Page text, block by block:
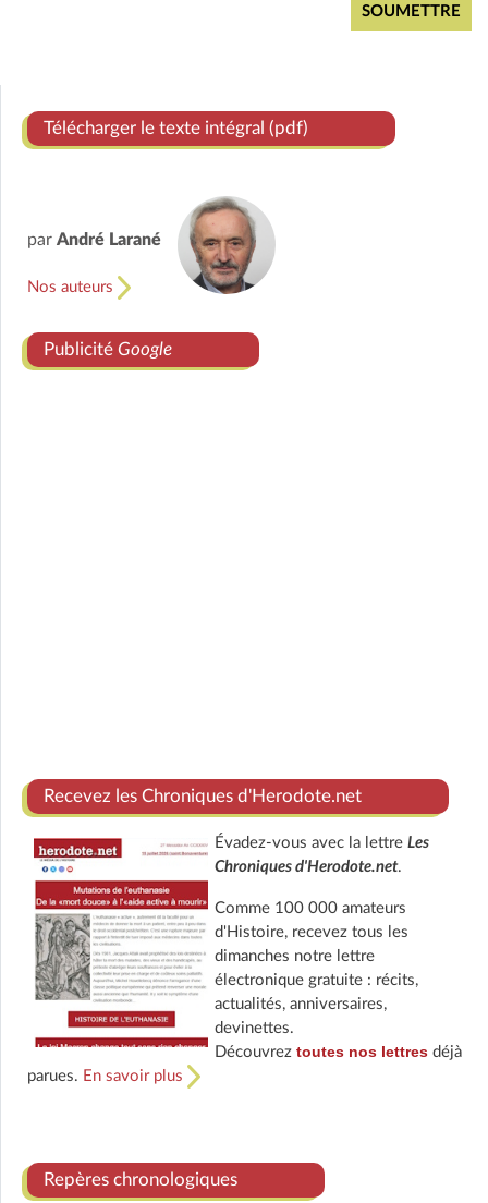
Télécharger le texte intégral (pdf)
par André Larané
Nos auteurs
Publicité Google
Recevez les Chroniques d'Herodote.net
Évadez-vous avec la lettre Les
Chroniques d'Herodote.net.
Comme 100 000 amateurs
d'Histoire, recevez tous les
dimanches notre lettre
électronique gratuite : récits,
actualités, anniversaires,
devinettes.
Découvrez toutes nos lettresdéjà
parues. En savoir plus
Repères chronologiques